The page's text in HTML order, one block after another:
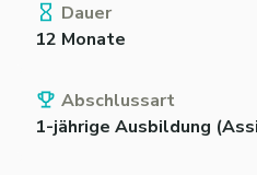
Dauer
12 Monate
Abschlussart
1-jährige Ausbildung